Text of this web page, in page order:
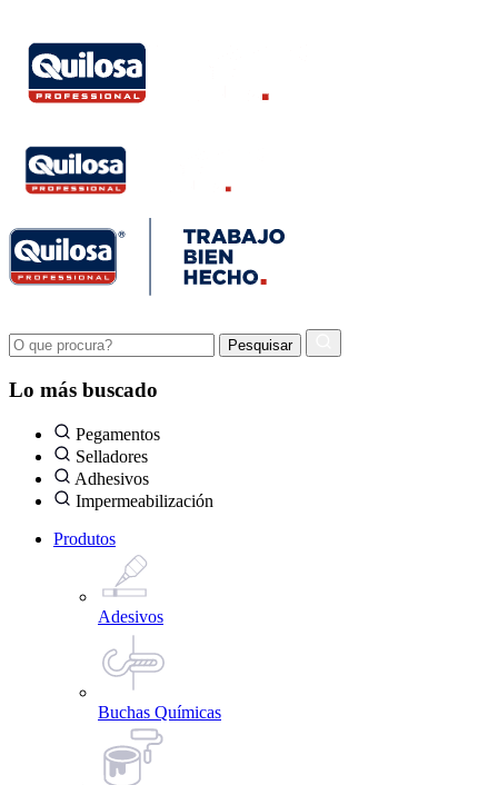
Lo más buscado
Pegamentos
Selladores
Adhesivos
Impermeabilización
Produtos
Adesivos
Buchas Químicas